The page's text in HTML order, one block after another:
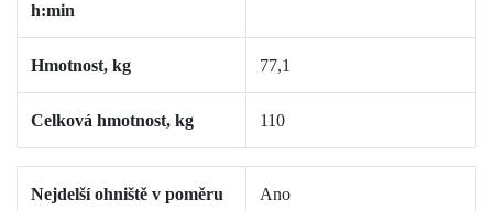
h:min
Hmotnost, kg 77,1
Celková hmotnost, kg 110
Nejdelší ohniště v poměru
Ano